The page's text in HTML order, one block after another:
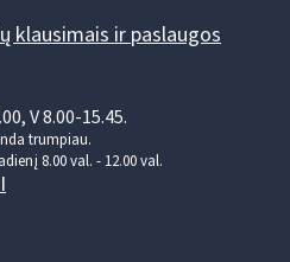
klausimais ir paslaugos
V 8.00-15.45.
trumpiau.
8.00 val. - 12.00 val.